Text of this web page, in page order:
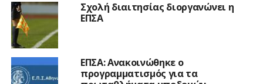
Σχολή διαιτησίας διοργανώνει η
ΕΠΣΑ
ΕΠΣΑ: Ανακοινώθηκε ο
προγραμματισμός για τα